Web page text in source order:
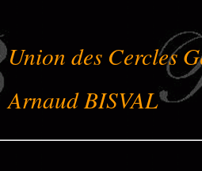
Union des Cercles
Arnaud BISVAL